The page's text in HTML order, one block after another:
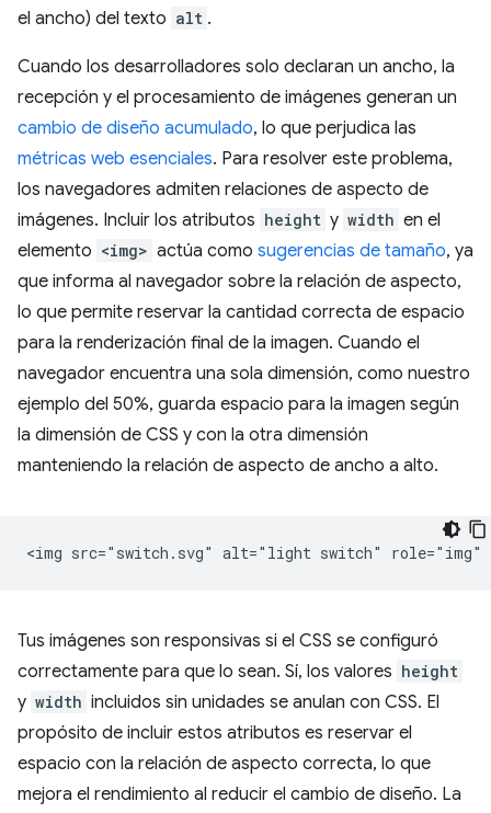
el ancho) del texto alt .
Cuando los desarrolladores solo declaran un ancho, la
recepción y el procesamiento de imágenes generan un
cambio de diseño acumulado, lo que perjudica las
métricas web esenciales. Para resolver este problema,
los navegadores admiten relaciones de aspecto de
imágenes. Incluir los atributos height y width en el
elemento <img> actúa como sugerencias de tamaño, ya
que informa al navegador sobre la relación de aspecto,
lo que permite reservar la cantidad correcta de espacio
para la renderización final de la imagen. Cuando el
navegador encuentra una sola dimensión, como nuestro
ejemplo del 50%, guarda espacio para la imagen según
la dimensión de CSS y con la otra dimensión
manteniendo la relación de aspecto de ancho a alto.
Tus imágenes son responsivas si el CSS se configuró
correctamente para que lo sean. Sí, los valores height
y width incluidos sin unidades se anulan con CSS. El
propósito de incluir estos atributos es reservar el
espacio con la relación de aspecto correcta, lo que
mejora el rendimiento al reducir el cambio de diseño. La